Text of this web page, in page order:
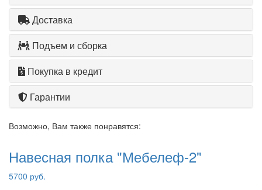
Доставка
Подъем и сборка
Покупка в кредит
Гарантии
Возможно, Вам также понравятся:
Навесная полка "Мебелеф-2"
5700 руб.